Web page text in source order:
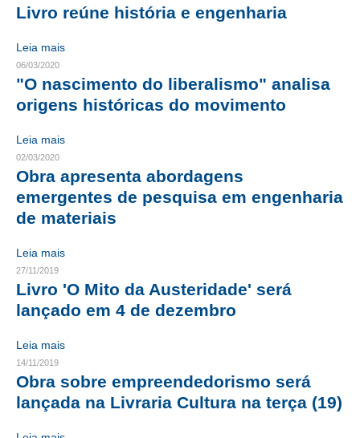
LEI 4.950-A/1966 – PISO SALARIAL
LEI 5.194/1966 – REGULAMENTAÇÃO DA PROFISSÃO
LEI 6.496/1977 – ART
RES 1.002/2002 – CÓDIGO DE ÉTICA
HOMOLOGAÇÕES
PISO SALARIAL
FIQUE POR DENTRO
APRESENTAÇÃO
EMPREGO E ESTÁGIO
CARREIRA
NEWSLETTER
Livro reúne história e engenharia
Leia mais
06/03/2020
"O nascimento do liberalismo" analisa
origens históricas do movimento
Leia mais
02/03/2020
Obra apresenta abordagens
emergentes de pesquisa em engenharia
de materiais
Leia mais
27/11/2019
Livro 'O Mito da Austeridade' será
lançado em 4 de dezembro
Leia mais
14/11/2019
Obra sobre empreendedorismo será
lançada na Livraria Cultura na terça (19)